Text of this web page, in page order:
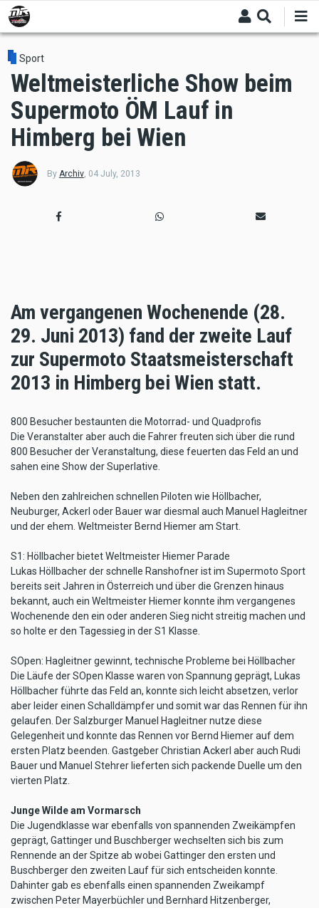
Skip
to
main
content
Sport
Weltmeisterliche Show beim
Supermoto ÖM Lauf in
Himberg bei Wien
By Archiv, 04 July, 2013
Am vergangenen Wochenende (28. 
29. Juni 2013) fand der zweite Lauf
zur Supermoto Staatsmeisterschaft
2013 in Himberg bei Wien statt.
800 Besucher bestaunten die Motorrad- und Quadprofis
Die Veranstalter aber auch die Fahrer freuten sich über die rund
800 Besucher der Veranstaltung, diese feuerten das Feld an und
sahen eine Show der Superlative.
Neben den zahlreichen schnellen Piloten wie Höllbacher,
Neuburger, Ackerl oder Bauer war diesmal auch Manuel Hagleitner
und der ehem. Weltmeister Bernd Hiemer am Start.
S1: Höllbacher bietet Weltmeister Hiemer Parade
Lukas Höllbacher der schnelle Ranshofner ist im Supermoto Sport
bereits seit Jahren in Österreich und über die Grenzen hinaus
bekannt, auch ein Weltmeister Hiemer konnte ihm vergangenes
Wochenende den ein oder anderen Sieg nicht streitig machen und
so holte er den Tagessieg in der S1 Klasse.
SOpen: Hagleitner gewinnt, technische Probleme bei Höllbacher
Die Läufe der SOpen Klasse waren von Spannung geprägt, Lukas
Höllbacher führte das Feld an, konnte sich leicht absetzen, verlor
aber leider einen Schalldämpfer und somit war das Rennen für ihn
gelaufen. Der Salzburger Manuel Hagleitner nutze diese
Gelegenheit und konnte das Rennen vor Bernd Hiemer auf dem
ersten Platz beenden. Gastgeber Christian Ackerl aber auch Rudi
Bauer und Manuel Stehrer lieferten sich packende Duelle um den
vierten Platz.
Junge Wilde am Vormarsch
Die Jugendklasse war ebenfalls von spannenden Zweikämpfen
geprägt, Gattinger und Buschberger wechselten sich bis zum
Rennende an der Spitze ab wobei Gattinger den ersten und
Buschberger den zweiten Lauf für sich entscheiden konnte.
Dahinter gab es ebenfalls einen spannenden Zweikampf
zwischen Peter Mayerbüchler und Bernhard Hitzenberger,